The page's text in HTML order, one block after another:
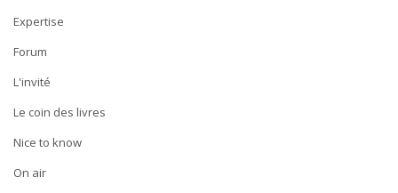
Expertise
Forum
L'invité
Le coin des livres
Nice to know
On air